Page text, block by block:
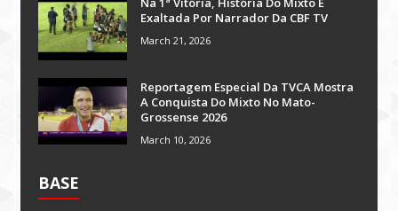
Exaltada Por Narrador Da CBF TV
March 21, 2026
Reportagem Especial Da TVCA Mostra
A Conquista Do Mixto No Mato-
Grossense 2026
March 10, 2026
BASE